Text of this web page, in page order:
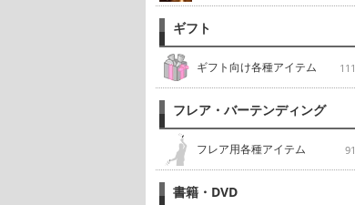
ギフト
ギフト向け各種アイテム 111
フレア・バーテンディング
フレア用各種アイテム 91
書籍・DVD